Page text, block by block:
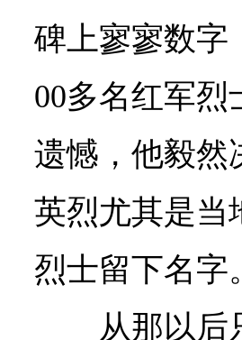
碑上寥寥数字
00多名红军
遗憾，他毅然
英烈尤其是当
烈士留下名字。
从那以后